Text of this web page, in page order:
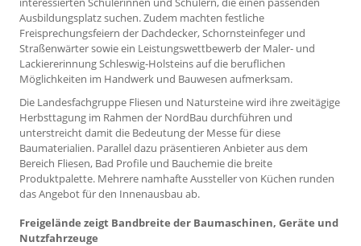
Ausbildungsplatz suchen. Zudem machten festliche
Freisprechungsfeiern der Dachdecker, Schornsteinfeger und
Straßenwärter sowie ein Leistungswettbewerb der Maler- und
Lackiererinnung Schleswig-Holsteins auf die beruflichen
Möglichkeiten im Handwerk und Bauwesen aufmerksam.
Die Landesfachgruppe Fliesen und Natursteine wird ihre zweitägige
Herbsttagung im Rahmen der NordBau durchführen und
unterstreicht damit die Bedeutung der Messe für diese
Baumaterialien. Parallel dazu präsentieren Anbieter aus dem
Bereich Fliesen, Bad Profile und Bauchemie die breite
Produktpalette. Mehrere namhafte Aussteller von Küchen runden
das Angebot für den Innenausbau ab.
Freigelände zeigt Bandbreite der Baumaschinen, Geräte und
Nutzfahrzeuge